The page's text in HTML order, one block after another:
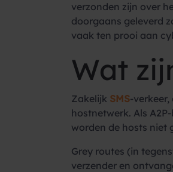
verzonden zijn over
doorgaans geleverd
vaak ten prooi aan
Wat
Zakelijk SMS-
hostnetwerk. Als
worden de hosts niet
Grey routes (in
verzender en